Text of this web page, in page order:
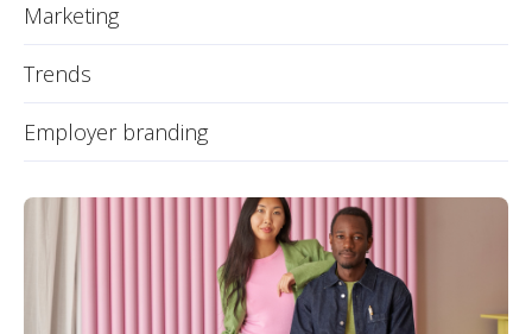
Marketing
Trends
Employer branding